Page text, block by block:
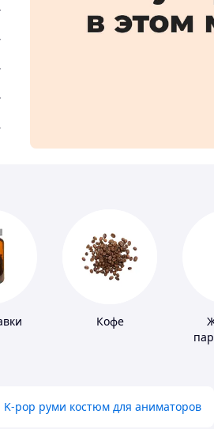
Кофе
K-pop руми костюм для аниматоров